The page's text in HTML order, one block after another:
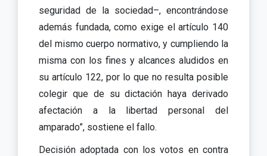
seguridad de la sociedad–, encontrándose
además fundada, como exige el artículo 140
del mismo cuerpo normativo, y cumpliendo la
misma con los fines y alcances aludidos en
su artículo 122, por lo que no resulta posible
colegir que de su dictación haya derivado
afectación a la libertad personal del
amparado”, sostiene el fallo.
Decisión adoptada con los votos en contra